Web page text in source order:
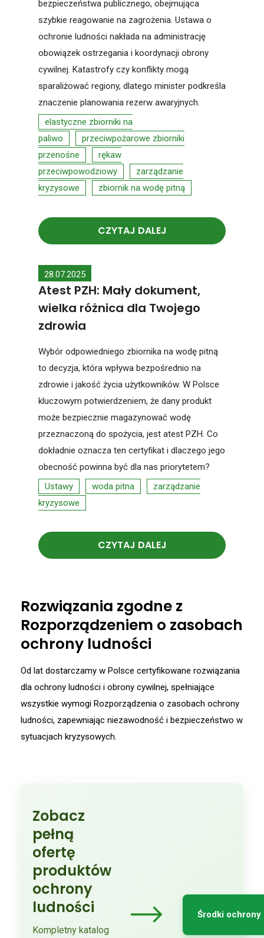
bezpieczeństwa publicznego, obejmująca
szybkie reagowanie na zagrożenia. Ustawa o
ochronie ludności nakłada na administrację
obowiązek ostrzegania i koordynacji obrony
cywilnej. Katastrofy czy konflikty mogą
sparaliżować regiony, dlatego minister podkreśla
znaczenie planowania rezerw awaryjnych.
elastyczne zbiorniki na
paliwo
przeciwpożarowe zbiorniki
przenośne
rękaw
przeciwpowodziowy
zarządzanie
kryzysowe
zbiornik na wodę pitną
CZYTAJ DALEJ
28.07.2025
Atest PZH: Mały dokument,
wielka różnica dla Twojego
zdrowia
Wybór odpowiedniego zbiornika na wodę pitną
to decyzja, która wpływa bezpośrednio na
zdrowie i jakość życia użytkowników. W Polsce
kluczowym potwierdzeniem, że dany produkt
może bezpiecznie magazynować wodę
przeznaczoną do spożycia, jest atest PZH. Co
dokładnie oznacza ten certyfikat i dlaczego jego
obecność powinna być dla nas priorytetem?
Ustawy
woda pitna
zarządzanie
kryzysowe
CZYTAJ DALEJ
Rozwiązania zgodne z
Rozporządzeniem o zasobach
ochrony ludności
Od lat dostarczamy w Polsce certyfikowane rozwiązania
dla ochrony ludności i obrony cywilnej, spełniające
wszystkie wymogi Rozporządzenia o zasobach ochrony
ludności, zapewniając niezawodność i bezpieczeństwo w
sytuacjach kryzysowych.
Zobacz
pełną
ofertę
produktów
ochrony
ludności
Kompletny katalog
Środki ochrony